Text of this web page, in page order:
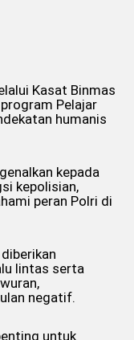
Kasat Binmas
Pelajar
humanis
kepada
kepolisian,
peran Polri di
lintas serta
negatif.
untuk